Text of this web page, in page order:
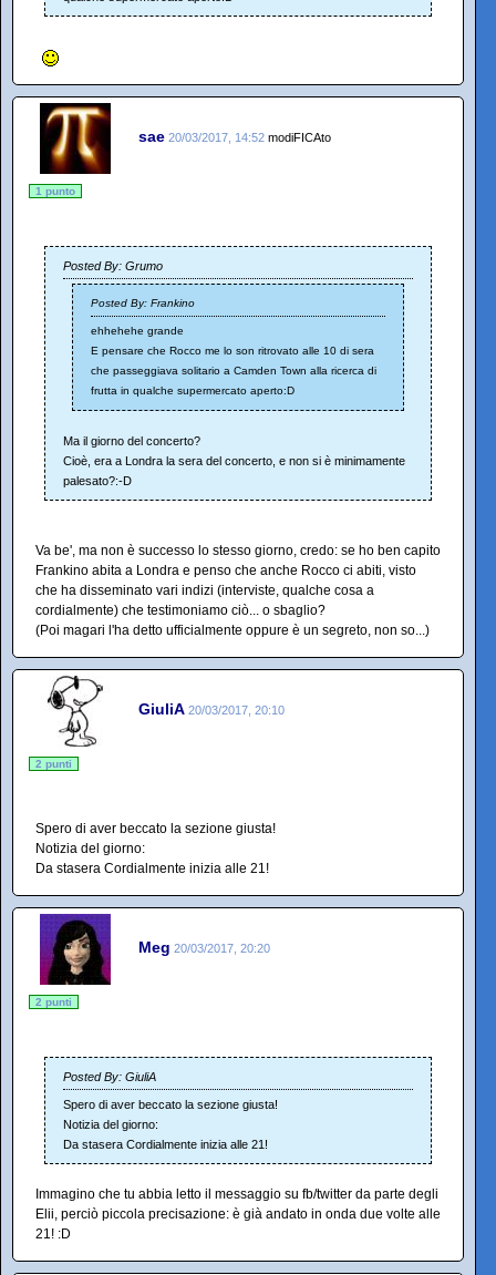
sae 20/03/2017, 14:52 modiFICAto
1 punto
Posted By: Grumo
Posted By: Frankino
ehhehehe grande
E pensare che Rocco me lo son ritrovato alle 10 di sera
che passeggiava solitario a Camden Town alla ricerca di
frutta in qualche supermercato aperto:D
Ma il giorno del concerto?
Cioè, era a Londra la sera del concerto, e non si è minimamente
palesato?:-D
Va be', ma non è successo lo stesso giorno, credo: se ho ben capito
Frankino abita a Londra e penso che anche Rocco ci abiti, visto
che ha disseminato vari indizi (interviste, qualche cosa a
cordialmente) che testimoniamo ciò... o sbaglio?
(Poi magari l'ha detto ufficialmente oppure è un segreto, non so...)
GiuliA 20/03/2017, 20:10
2 punti
Spero di aver beccato la sezione giusta!
Notizia del giorno:
Da stasera Cordialmente inizia alle 21!
Meg 20/03/2017, 20:20
2 punti
Posted By: GiuliA
Spero di aver beccato la sezione giusta!
Notizia del giorno:
Da stasera Cordialmente inizia alle 21!
Immagino che tu abbia letto il messaggio su fb/twitter da parte degli
Elii, perciò piccola precisazione: è già andato in onda due volte alle
21! :D